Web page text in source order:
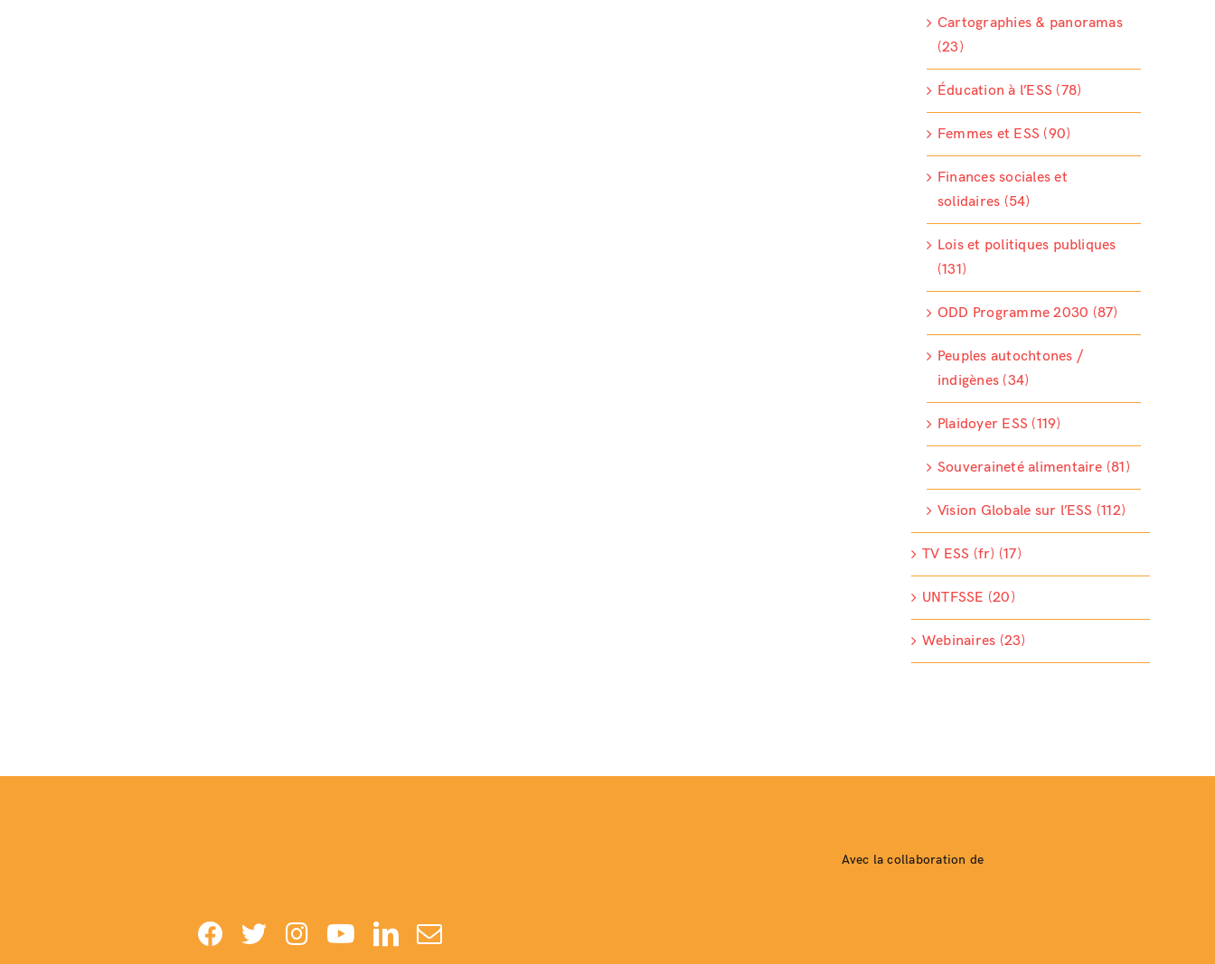
Cartographies & panoramas
(23)
Éducation à l’ESS (78)
Femmes et ESS (90)
Finances sociales et
solidaires (54)
Lois et politiques publiques
(131)
ODD Programme 2030 (87)
Peuples autochtones /
indigènes (34)
Plaidoyer ESS (119)
Souveraineté alimentaire (81)
Vision Globale sur l’ESS (112)
TV ESS (fr) (17)
UNTFSSE (20)
Webinaires (23)
Avec la collaboration de